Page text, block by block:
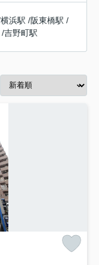
横浜駅 /阪東橋駅 /
/吉野町駅